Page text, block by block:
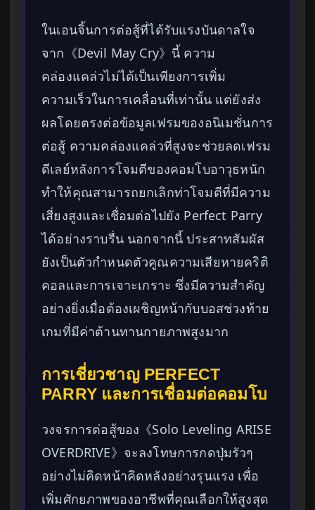
ในเอนจิ้นการต่อสู้ที่ได้รับแรงบันดาลใจ
จาก《Devil May Cry》นี้ ความ
คล่องแคล่วไม่ได้เป็นเพียงการเพิ่ม
ความเร็วในการเคลื่อนที่เท่านั้น แต่ยังส่ง
ผลโดยตรงต่อข้อมูลเฟรมของอนิเมชั่นการ
ต่อสู้ ความคล่องแคล่วที่สูงจะช่วยลดเฟรม
ดีเลย์หลังการโจมตีของคอมโบอาวุธหนัก
ทำให้คุณสามารถยกเลิกท่าโจมตีที่มีความ
เสี่ยงสูงและเชื่อมต่อไปยัง Perfect Parry
ได้อย่างราบรื่น นอกจากนี้ ประสาทสัมผัส
ยังเป็นตัวกำหนดตัวคูณความเสียหายคริติ
คอลและการเจาะเกราะ ซึ่งมีความสำคัญ
อย่างยิ่งเมื่อต้องเผชิญหน้ากับบอสช่วงท้าย
เกมที่มีค่าต้านทานกายภาพสูงมาก
การเชี่ยวชาญ PERFECT
PARRY และการเชื่อมต่อคอมโบ
วงจรการต่อสู้ของ《Solo Leveling ARISE
OVERDRIVE》จะลงโทษการกดปุ่มรัวๆ
อย่างไม่คิดหน้าคิดหลังอย่างรุนแรง เพื่อ
เพิ่มศักยภาพของอาชีพที่คุณเลือกให้สูงสุด